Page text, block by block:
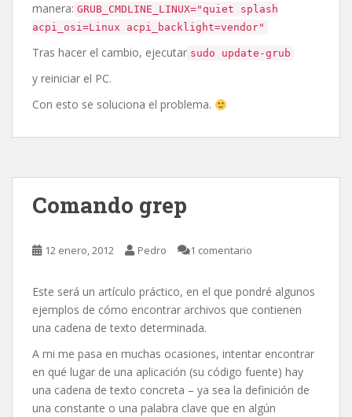
manera: GRUB_CMDLINE_LINUX="quiet splash
acpi_osi=Linux acpi_backlight=vendor"
Tras hacer el cambio, ejecutar sudo update-grub
y reiniciar el PC.
Con esto se soluciona el problema.
Comando grep
12 enero, 2012 Pedro 1 comentario
Este será un artículo práctico, en el que pondré algunos
ejemplos de cómo encontrar archivos que contienen
una cadena de texto determinada.
A mi me pasa en muchas ocasiones, intentar encontrar
en qué lugar de una aplicación (su código fuente) hay
una cadena de texto concreta – ya sea la definición de
una constante o una palabra clave que en algún